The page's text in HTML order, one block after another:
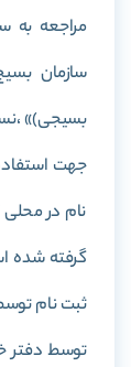
مراجعه به
سازمان
جهت
نام در محلی
گرفته شده
ثبت نام
توسط دفتر